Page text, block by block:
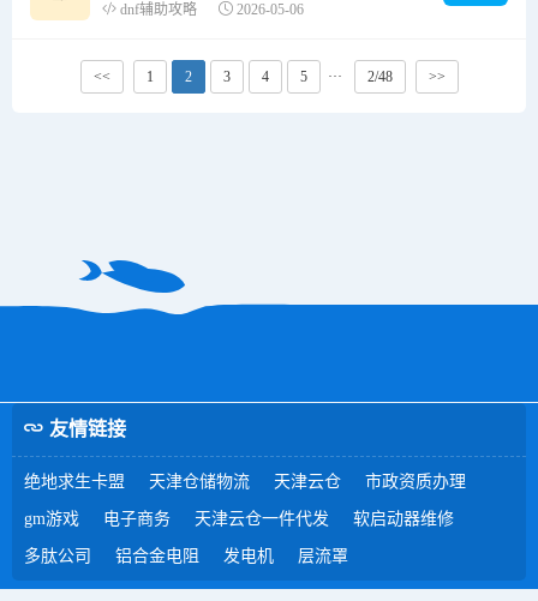
dnf辅助攻略 2026-05-06
<< 1 2 3 4 5 ··· 2/48 >>
友情链接
绝地求生卡盟 天津仓储物流 天津云仓 市政资质办理
gm游戏 电子商务 天津云仓一件代发 软启动器维修
多肽公司 铝合金电阻 发电机 层流罩